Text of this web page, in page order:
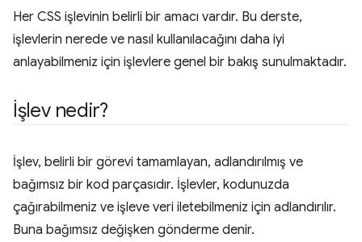
Her CSS işlevinin belirli bir amacı vardır. Bu derste,
işlevlerin nerede ve nasıl kullanılacağını daha iyi
anlayabilmeniz için işlevlere genel bir bakış sunulmaktadır.
İşlev nedir?
İşlev, belirli bir görevi tamamlayan, adlandırılmış ve
bağımsız bir kod parçasıdır. İşlevler, kodunuzda
çağırabilmeniz ve işleve veri iletebilmeniz için adlandırılır.
Buna bağımsız değişken gönderme denir.